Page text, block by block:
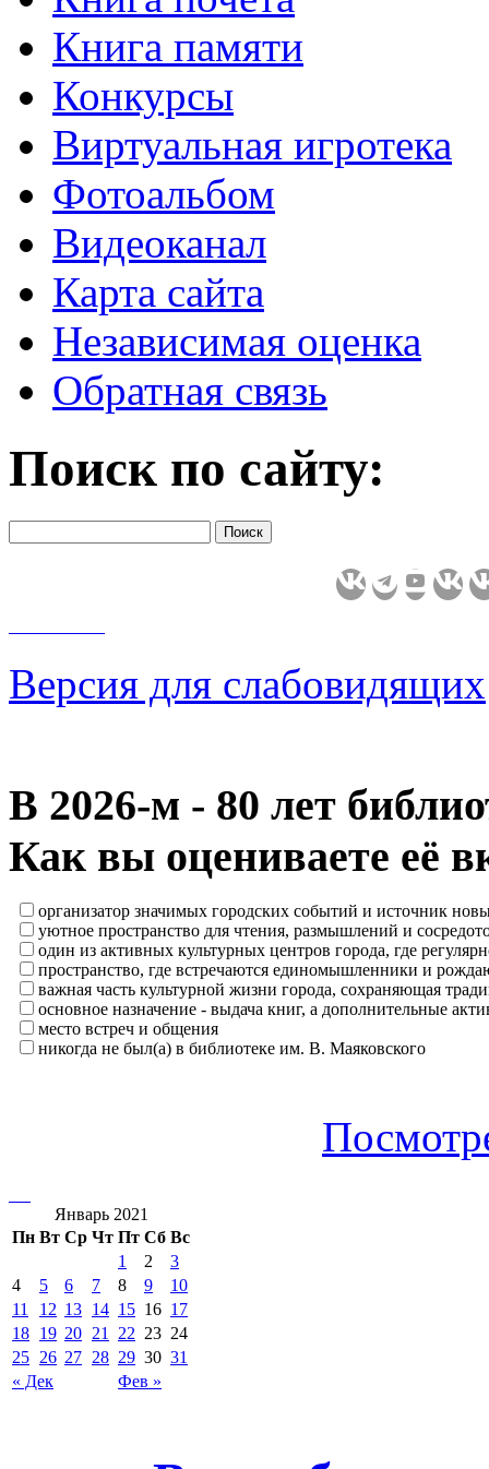
Книга памяти
Конкурсы
Виртуальная игротека
Фотоальбом
Видеоканал
Карта сайта
Независимая оценка
Обратная связь
Поиск по сайту:
Версия для слабовидящих
В 2026‑м - 80 лет
Как вы оцениваете её
организатор значимых городских событий и источник
уютное пространство для чтения, размышлений и
один из активных культурных центров города, где
пространство, где встречаются единомышленники и
важная часть культурной жизни города, сохраняющая
основное назначение - выдача книг, а дополнительные
место встреч и общения
никогда не был(а) в библиотеке им. В. Маяковского
Январь 2021
Пн Вт Ср Чт Пт Сб Вс
« Дек Фев »
1 2
3
4
5 6 7 8 9
10
11
12 13 14 15 16 17
18 19 20 21 22 23 24
25 26 27 28 29 30 31